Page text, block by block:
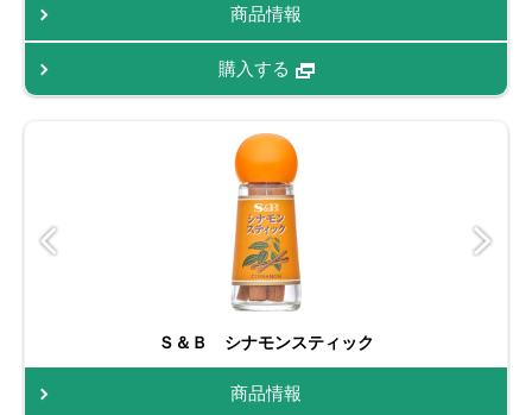
商品情報
購入する
Ｓ＆Ｂ シナモンスティック
商品情報